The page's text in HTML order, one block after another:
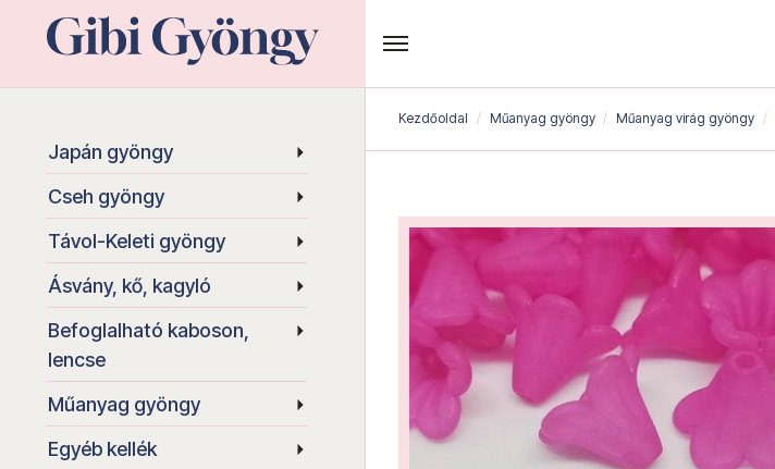
Japán gyöngy
Cseh gyöngy
Távol-Keleti gyöngy
Ásvány, kő, kagyló
Befoglalható kaboson,
lencse
Műanyag gyöngy
Egyéb kellék
Kezdőoldal Műanyag gyöngy Műanyag virág gyöngy